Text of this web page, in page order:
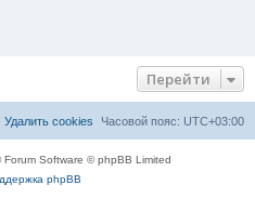
Перейти
Часовой пояс: UTC+03:00
Удалить cookies
Forum Software © phpBB Limited
phpBB